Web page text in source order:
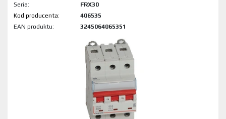
Seria:
FRX30
Kod produktu:
406535
EAN produktu:
3245064065351